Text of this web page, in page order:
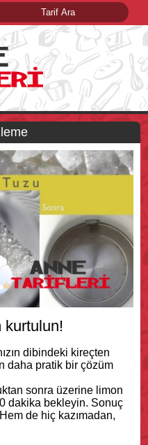
kurtulun!
dibindeki kireçten
daha pratik bir çözüm
sonra üzerine limon
dakika bekleyin. Sonuç
de hiç kazımadan,